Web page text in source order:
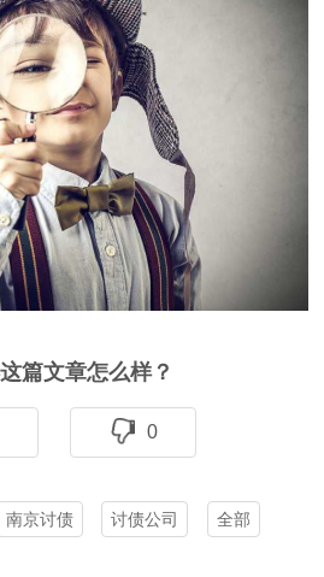
篇文章怎么样？
0
南京讨债 讨债公司 全部